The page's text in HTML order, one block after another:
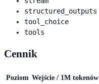
structured_outputs
tool_choice
tools
Cennik
Poziom Wejście / 1M tokenów